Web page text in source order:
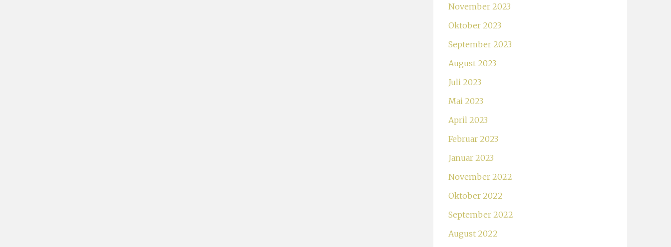
November 2023
Oktober 2023
September 2023
August 2023
Juli 2023
Mai 2023
April 2023
Februar 2023
Januar 2023
November 2022
Oktober 2022
September 2022
August 2022